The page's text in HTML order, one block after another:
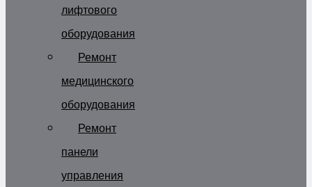
лифтового
оборудования
Ремонт
медицинского
оборудования
Ремонт
панели
управления